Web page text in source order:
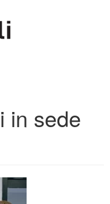
in sede